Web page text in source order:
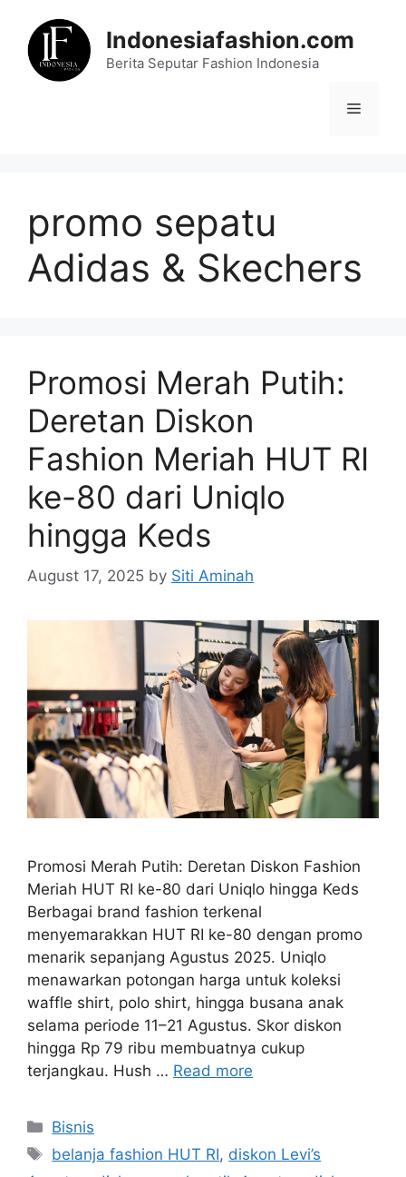
content
Indonesiafashion.com
Berita Seputar Fashion Indonesia
Menu
promo sepatu
Adidas & Skechers
Promosi Merah Putih:
Deretan Diskon
Fashion Meriah HUT RI
ke-80 dari Uniqlo
hingga Keds
August 17, 2025 by Siti Aminah
Promosi Merah Putih: Deretan Diskon Fashion
Meriah HUT RI ke-80 dari Uniqlo hingga Keds
Berbagai brand fashion terkenal
menyemarakkan HUT RI ke-80 dengan promo
menarik sepanjang Agustus 2025. Uniqlo
menawarkan potongan harga untuk koleksi
waffle shirt, polo shirt, hingga busana anak
selama periode 11–21 Agustus. Skor diskon
hingga Rp 79 ribu membuatnya cukup
terjangkau. Hush … Read more
Categories
Bisnis
Tags
belanja fashion HUT RI, diskon Levi’s